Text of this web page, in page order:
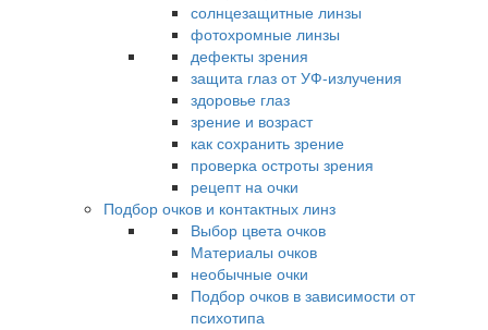
солнцезащитные линзы
фотохромные линзы
дефекты зрения
защита глаз от УФ-излучения
здоровье глаз
зрение и возраст
как сохранить зрение
проверка остроты зрения
рецепт на очки
Подбор очков и контактных линз
Выбор цвета очков
Материалы очков
необычные очки
Подбор очков в зависимости от
психотипа